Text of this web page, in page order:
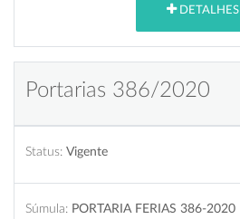
DETALHES
Portarias 386/2020
Status: Vigente
Súmula: PORTARIA FERIAS 386-2020